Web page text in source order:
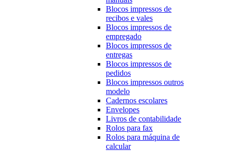
Blocos impressos de
recibos e vales
Blocos impressos de
empregado
Blocos impressos de
entregas
Blocos impressos de
pedidos
Blocos impressos outros
modelo
Cadernos escolares
Envelopes
Livros de contabilidade
Rolos para fax
Rolos para máquina de
calcular